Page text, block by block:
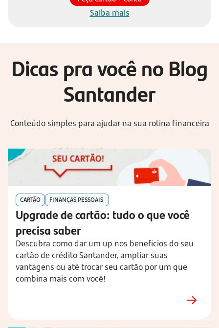
Saiba mais
Dicas pra você no Blog
Santander
Conteúdo simples para ajudar na sua rotina financeira
CARTÃO FINANÇAS PESSOAIS
Upgrade de cartão: tudo o que você
precisa saber
Descubra como dar um up nos benefícios do seu
cartão de crédito Santander, ampliar suas
vantagens ou até trocar seu cartão por um que
combina mais com você!